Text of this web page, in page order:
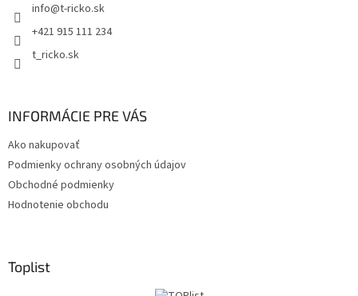
info@t-ricko.sk
+421 915 111 234
t_ricko.sk
INFORMÁCIE PRE VÁS
Ako nakupovať
Podmienky ochrany osobných údajov
Obchodné podmienky
Hodnotenie obchodu
Toplist